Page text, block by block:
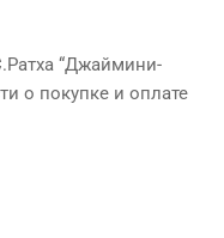
“Джаймини-
о покупке и оплате